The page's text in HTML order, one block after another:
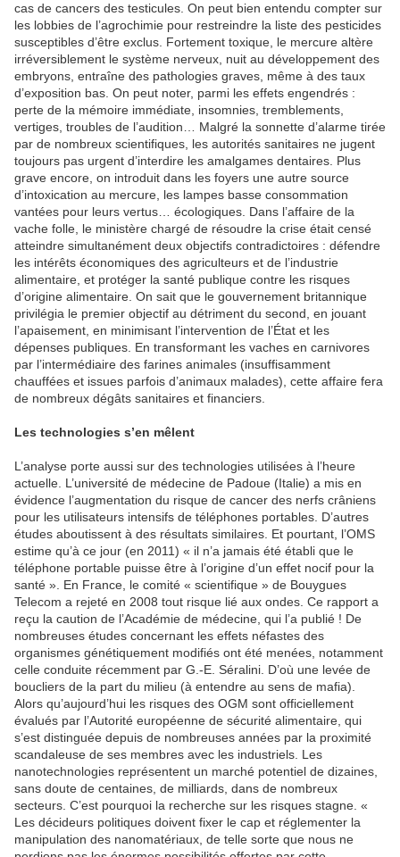
cas de cancers des testicules. On peut bien entendu compter sur
les lobbies de l’agrochimie pour restreindre la liste des pesticides
susceptibles d’être exclus. Fortement toxique, le mercure altère
irréversiblement le système nerveux, nuit au développement des
embryons, entraîne des pathologies graves, même à des taux
d’exposition bas. On peut noter, parmi les effets engendrés :
perte de la mémoire immédiate, insomnies, tremblements,
vertiges, troubles de l’audition… Malgré la sonnette d’alarme tirée
par de nombreux scientifiques, les autorités sanitaires ne jugent
toujours pas urgent d’interdire les amalgames dentaires. Plus
grave encore, on introduit dans les foyers une autre source
d’intoxication au mercure, les lampes basse consommation
vantées pour leurs vertus… écologiques. Dans l’affaire de la
vache folle, le ministère chargé de résoudre la crise était censé
atteindre simultanément deux objectifs contradictoires : défendre
les intérêts économiques des agriculteurs et de l’industrie
alimentaire, et protéger la santé publique contre les risques
d’origine alimentaire. On sait que le gouvernement britannique
privilégia le premier objectif au détriment du second, en jouant
l’apaisement, en minimisant l’intervention de l’État et les
dépenses publiques. En transformant les vaches en carnivores
par l’intermédiaire des farines animales (insuffisamment
chauffées et issues parfois d’animaux malades), cette affaire fera
de nombreux dégâts sanitaires et financiers.
Les technologies s’en mêlent
L’analyse porte aussi sur des technologies utilisées à l’heure
actuelle. L’université de médecine de Padoue (Italie) a mis en
évidence l’augmentation du risque de cancer des nerfs crâniens
pour les utilisateurs intensifs de téléphones portables. D’autres
études aboutissent à des résultats similaires. Et pourtant, l’OMS
estime qu’à ce jour (en 2011) « il n’a jamais été établi que le
téléphone portable puisse être à l’origine d’un effet nocif pour la
santé ». En France, le comité « scientifique » de Bouygues
Telecom a rejeté en 2008 tout risque lié aux ondes. Ce rapport a
reçu la caution de l’Académie de médecine, qui l’a publié ! De
nombreuses études concernant les effets néfastes des
organismes génétiquement modifiés ont été menées, notamment
celle conduite récemment par G.-E. Séralini. D’où une levée de
boucliers de la part du milieu (à entendre au sens de mafia).
Alors qu’aujourd’hui les risques des OGM sont officiellement
évalués par l’Autorité européenne de sécurité alimentaire, qui
s’est distinguée depuis de nombreuses années par la proximité
scandaleuse de ses membres avec les industriels. Les
nanotechnologies représentent un marché potentiel de dizaines,
sans doute de centaines, de milliards, dans de nombreux
secteurs. C’est pourquoi la recherche sur les risques stagne. «
Les décideurs politiques doivent fixer le cap et réglementer la
manipulation des nanomatériaux, de telle sorte que nous ne